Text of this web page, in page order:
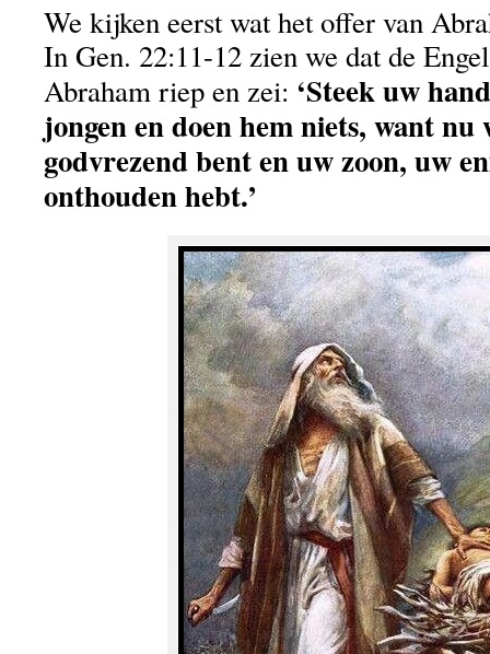
We kijken eerst wat het offer van
In Gen. 22:11-12 zien we dat de
Abraham riep en zei: ‘Steek uw
jongen en doen hem niets, want
godvrezend bent en uw zoon, uw
onthouden hebt.’